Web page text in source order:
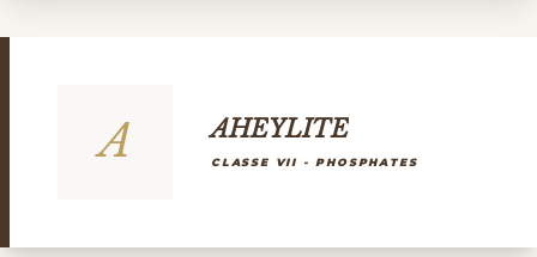
A AHEYLITE
CLASSE VII - PHOSPHATES